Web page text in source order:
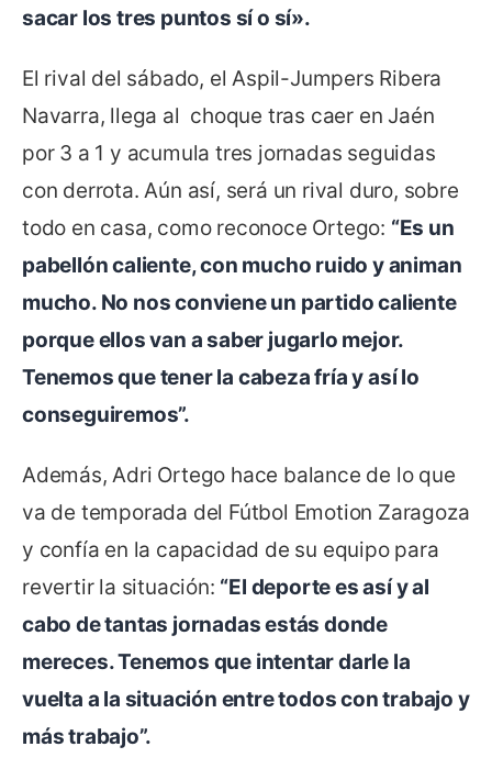
sacar los tres puntos sí o sí».
El rival del sábado, el Aspil-Jumpers Ribera
Navarra, llega al choque tras caer en Jaén
por 3 a 1 y acumula tres jornadas seguidas
con derrota. Aún así, será un rival duro, sobre
todo en casa, como reconoce Ortego: “Es un
pabellón caliente, con mucho ruido y animan
mucho. No nos conviene un partido caliente
porque ellos van a saber jugarlo mejor.
Tenemos que tener la cabeza fría y así lo
conseguiremos”.
Además, Adri Ortego hace balance de lo que
va de temporada del Fútbol Emotion Zaragoza
y confía en la capacidad de su equipo para
revertir la situación: “El deporte es así y al
cabo de tantas jornadas estás donde
mereces. Tenemos que intentar darle la
vuelta a la situación entre todos con trabajo y
más trabajo”.